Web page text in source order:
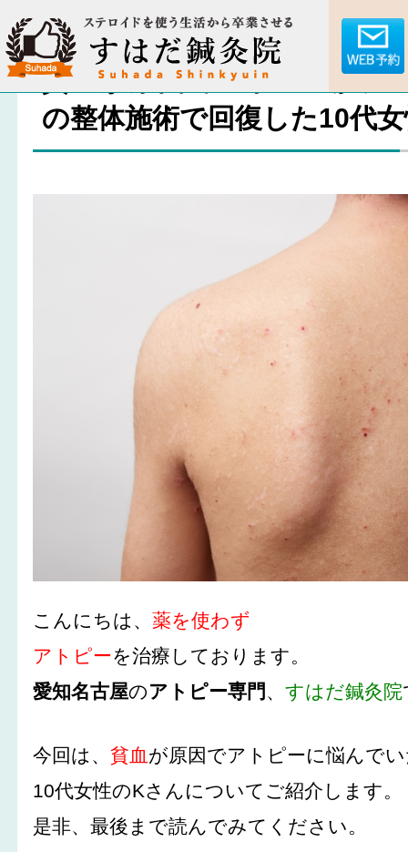
貧血が原因でアトピー肌
の整体施術で回復した10代
こんにちは、薬を使わず
アトピーを治療しております。
愛知名古屋のアトピー専門 、すはだ鍼灸院
今回は、貧血 が原因でアトピーに悩んで
10代女性のKさんについてご紹介します。
是非、最後まで読んでみてください。